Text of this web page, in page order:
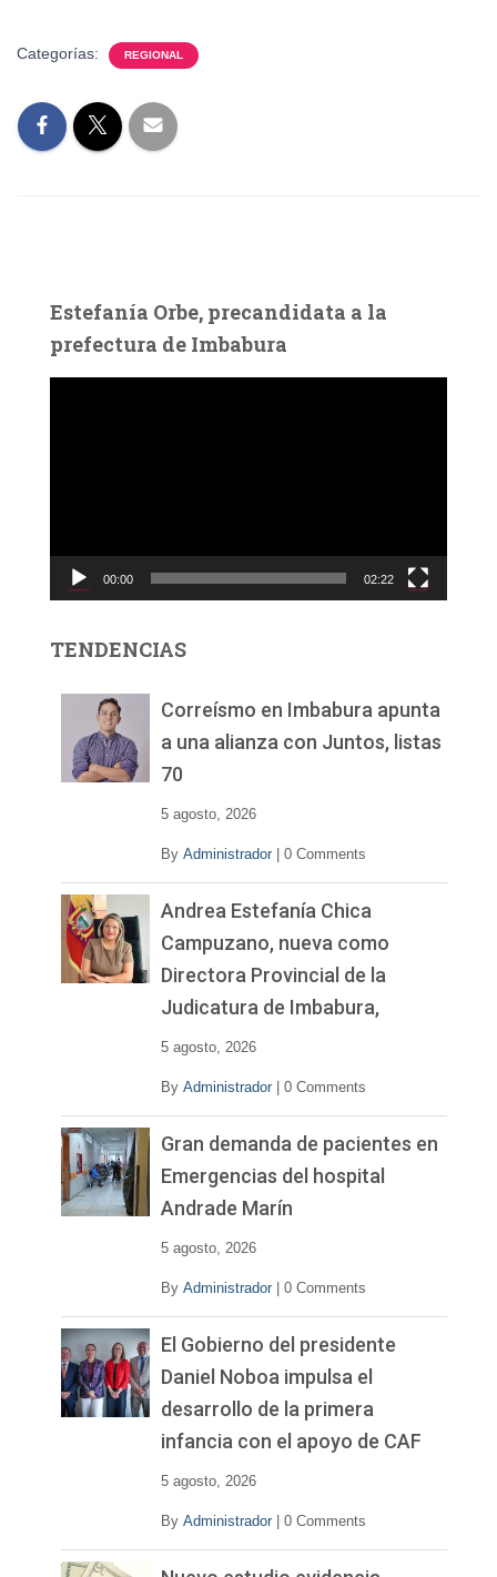
Categorías: REGIONAL
Estefanía Orbe, precandidata a la
prefectura de Imbabura
c
d
00:00 02:22
TENDENCIAS
Correísmo en Imbabura apunta
a una alianza con Juntos, listas
70
5 agosto, 2026
By Administrador 0 Comments
Andrea Estefanía Chica
Campuzano, nueva como
Directora Provincial de la
Judicatura de Imbabura,
5 agosto, 2026
By Administrador 0 Comments
Gran demanda de pacientes en
Emergencias del hospital
Andrade Marín
5 agosto, 2026
By Administrador 0 Comments
El Gobierno del presidente
Daniel Noboa impulsa el
desarrollo de la primera
infancia con el apoyo de CAF
5 agosto, 2026
By Administrador 0 Comments